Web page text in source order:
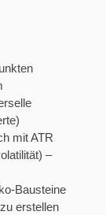
mit ATR
–
Bausteine
erstellen